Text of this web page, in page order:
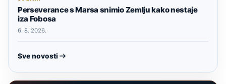
Perseverance s Marsa snimio Zemlju kako nestaje
iza Fobosa
6. 8. 2026.
Sve novosti